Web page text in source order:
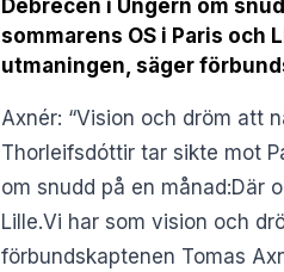
Debrecen i Ungern om
sommarens OS i Paris och
utmaningen, säger
Axnér: “Vision och dröm att
Thorleifsdóttir tar sikte mot
om snudd på en månad:Där
Lille.Vi har som vision och
förbundskaptenen Tomas